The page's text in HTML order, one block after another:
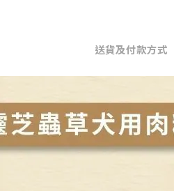
送貨及付款方式